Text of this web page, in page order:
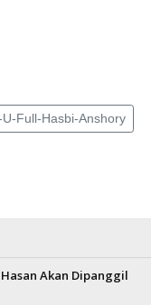
Full-Hasbi-Anshory
Akan Dipanggil